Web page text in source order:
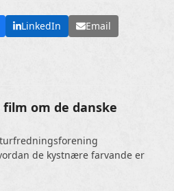
LinkedIn Email
om de danske
de kystnære farvande er